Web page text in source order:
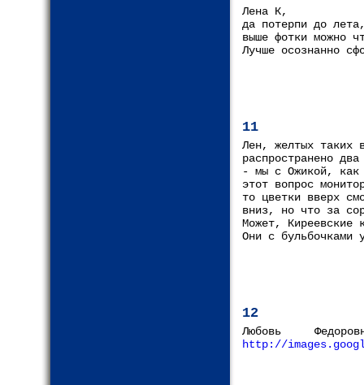
Лена К,
да потерпи до
выше фотки можно
Лучше осознанно
11
Лен, желтых таких
распространено
- мы с Ожикой, как
этот вопрос
то цветки вверх
вниз, но что за
Может, Киреевские
Они с бульбочками
12
Любовь
http://